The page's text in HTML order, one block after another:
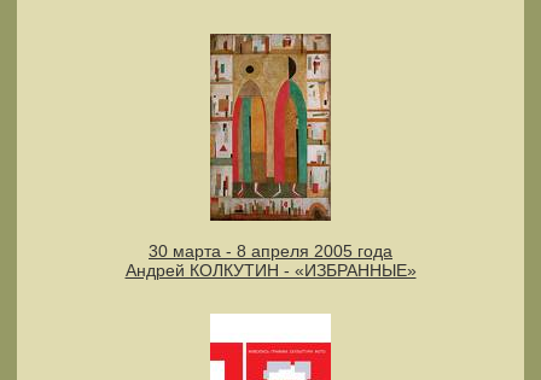
30 марта - 8 апреля 2005 года
Андрей КОЛКУТИН - «ИЗБРАННЫЕ»